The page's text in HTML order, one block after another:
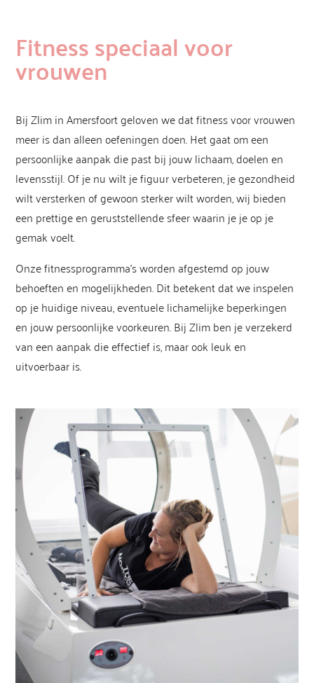
Fitness speciaal voor
vrouwen
Bij Zlim in Amersfoort geloven we dat fitness voor vrouwen
meer is dan alleen oefeningen doen. Het gaat om een
persoonlijke aanpak die past bij jouw lichaam, doelen en
levensstijl. Of je nu wilt je figuur verbeteren, je gezondheid
wilt versterken of gewoon sterker wilt worden, wij bieden
een prettige en geruststellende sfeer waarin je je op je
gemak voelt.
Onze fitnessprogramma’s worden afgestemd op jouw
behoeften en mogelijkheden. Dit betekent dat we inspelen
op je huidige niveau, eventuele lichamelijke beperkingen
en jouw persoonlijke voorkeuren. Bij Zlim ben je verzekerd
van een aanpak die effectief is, maar ook leuk en
uitvoerbaar is.